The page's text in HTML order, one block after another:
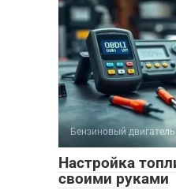
Бензиновый двигатель
Настройка
своими руками